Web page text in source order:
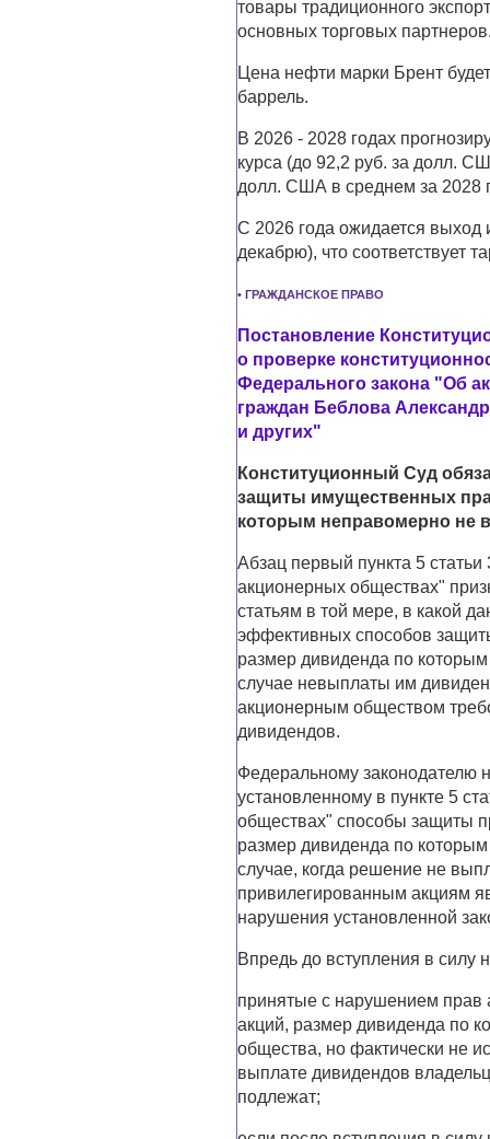
товары традиционного
основных торговых
Цена нефти марки Брент
баррель.
В 2026 - 2028 годах
курса (до 92,2 руб. за долл.
долл. США в среднем за 2028
С 2026 года ожидается выход
декабрю), что соответствует
• ГРАЖДАНСКОЕ ПРАВО
Постановление
о проверке
Федерального закона "Об
граждан Беблова
и других"
Конституционный Суд
защиты имущественных
которым неправомерно не
Абзац первый пункта 5
акционерных обществах"
статьям в той мере, в какой
эффективных способов
размер дивиденда по
случае невыплаты им
акционерным обществом
дивидендов.
Федеральному законодателю
установленному в пункте 5
обществах" способы защиты
размер дивиденда по
случае, когда решение не
привилегированным акциям
нарушения установленной
Впредь до вступления в силу
принятые с нарушением прав
акций, размер дивиденда по
общества, но фактически не
выплате дивидендов
подлежат;